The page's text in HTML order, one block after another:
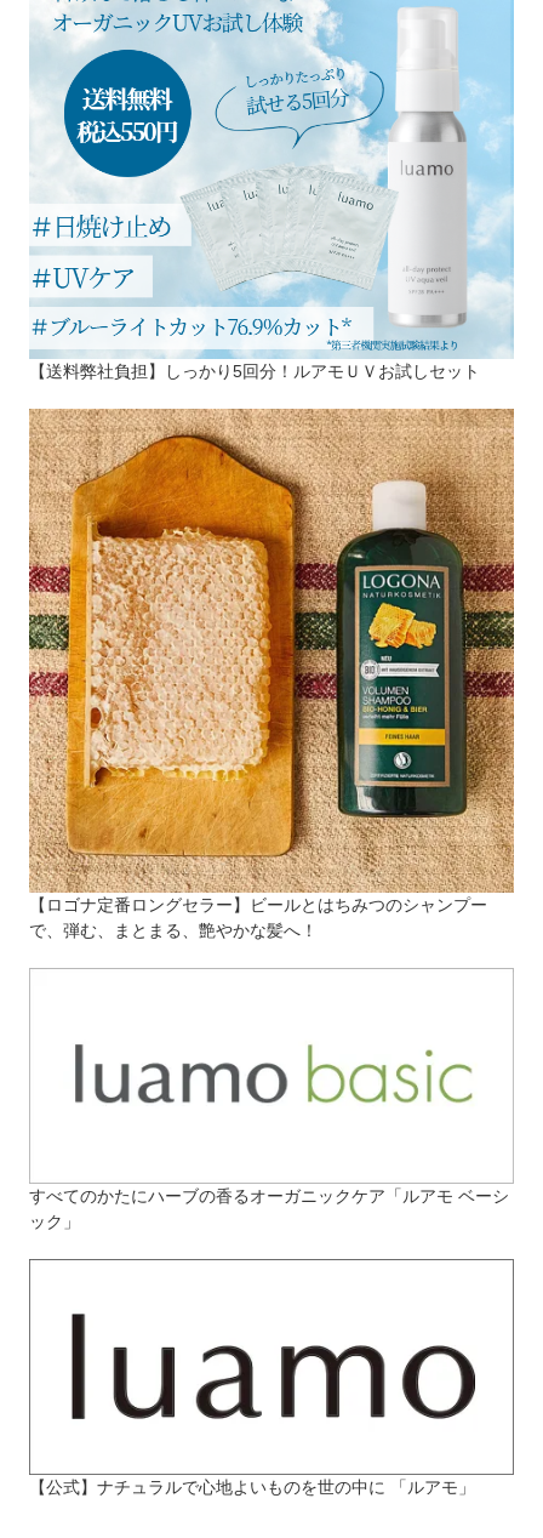
【送料弊社負担】しっかり5回分！ルアモＵＶお試しセット
【ロゴナ定番ロングセラー】ビールとはちみつのシャンプー
で、弾む、まとまる、艶やかな髪へ！
すべてのかたにハーブの香るオーガニックケア「ルアモ ベーシ
ック」
【公式】ナチュラルで心地よいものを世の中に 「ルアモ」